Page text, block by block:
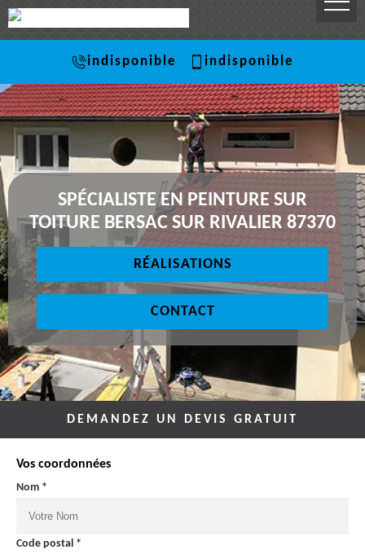
indisponible indisponible
SPÉCIALISTE EN PEINTURE SUR
TOITURE BERSAC SUR RIVALIER 87370
RÉALISATIONS
CONTACT
DEMANDEZ UN DEVIS GRATUIT
Vos coordonnées
Nom *
Code postal *